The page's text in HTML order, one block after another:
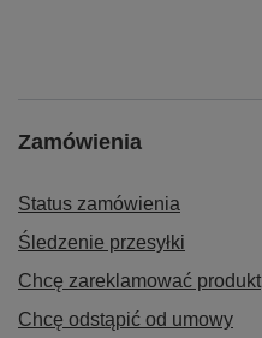
Zamówienia
Status zamówienia
Śledzenie przesyłki
Chcę zareklamować produkt
Chcę odstąpić od umowy